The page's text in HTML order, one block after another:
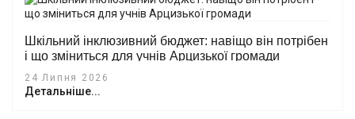
Шкільний інклюзивний бюджет: навіщо він потрібен
і що зміниться для учнів Арцизької громади
24 Липня 2026
Детальніше...